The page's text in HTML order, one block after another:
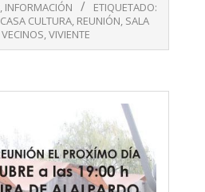
, INFORMACIÓN
ETIQUETADO:
CASA CULTURA, REUNIÓN, SALA
VECINOS,VIVIENTE